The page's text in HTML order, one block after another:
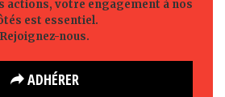
actions, votre engagement à nos
est essentiel.
Rejoignez-nous.
ADHÉRER